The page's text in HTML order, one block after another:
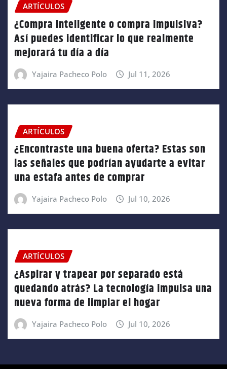
ARTÍCULOS
¿Compra inteligente o compra impulsiva?
Así puedes identificar lo que realmente
mejorará tu día a día
Yajaira Pacheco Polo Jul 11, 2026
ARTÍCULOS
¿Encontraste una buena oferta? Estas son
las señales que podrían ayudarte a evitar
una estafa antes de comprar
Yajaira Pacheco Polo Jul 10, 2026
ARTÍCULOS
¿Aspirar y trapear por separado está
quedando atrás? La tecnología impulsa una
nueva forma de limpiar el hogar
Yajaira Pacheco Polo Jul 10, 2026